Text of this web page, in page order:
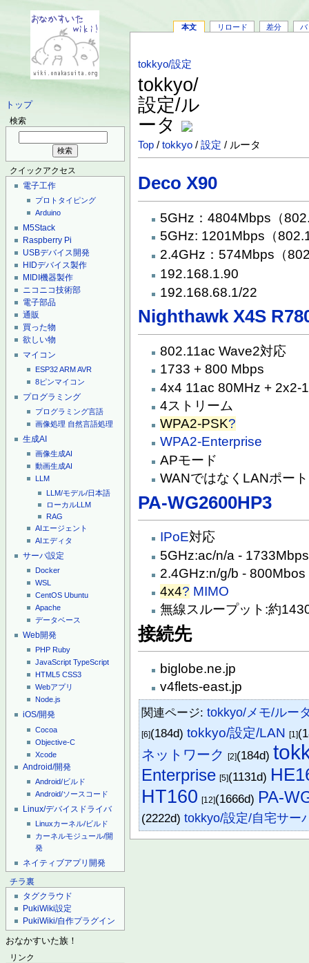
トップ
検索
クイックアクセス
電子工作
プロトタイピング
Arduino
M5Stack
Raspberry Pi
USBデバイス開発
HIDデバイス製作
MIDI機器製作
ニコニコ技術部
電子部品
通販
買った物
欲しい物
マイコン
ESP32ARMAVR
8ピンマイコン
プログラミング
プログラミング言語
画像処理 自然言語処理
生成AI
画像生成AI
動画生成AI
LLM
LLM/モデル/日本語
ローカルLLM
RAG
AIエージェント
AIエディタ
サーバ設定
Docker
WSL
CentOS Ubuntu
Apache
データベース
Web開発
PHP Ruby
JavaScript TypeScript
HTML5 CSS3
Webアプリ
Node.js
iOS/開発
Cocoa
Objective-C
Xcode
Android/開発
Android/ビルド
Android/ソースコード
Linux/デバイスドライバ
Linuxカーネル/ビルド
カーネルモジュール/開
発
ネイティブアプリ開発
チラ裏
タグクラウド
PukiWiki設定
PukiWiki/自作プラグイン
おなかすいた族！
リンク
本文 リロード 差分 バ
tokkyo/設定
tokkyo/
設定/ル
ータ
Top /tokkyo /設定 / ルータ
Deco X90
5GHz：4804Mbps（
5GHz: 1201Mbps（
2.4GHz：574Mbps（
192.168.1.90
192.168.68.1/22
Nighthawk X4S
802.11ac Wave2対応
1733 + 800 Mbps
4x4 11ac 80MHz + 2x2-
4ストリーム
WPA2-PSK?
WPA2-Enterprise
APモード
WANではなくLANポー
PA-WG2600HP3
IPoE対応
5GHz:ac/n/a - 1733Mbps
2.4GHz:n/g/b - 800Mbos
4x4? MIMO
無線スループット:約
接続先
biglobe.ne.jp
v4flets-east.jp
関連ページ:tokkyo/メモ/ルー
[6](184d)tokkyo/設定/LAN [1]
ネットワーク [2](184d)
Enterprise [5](1131d)
HT160 [12](1666d) PA-
(2222d)tokkyo/設定/自宅サー